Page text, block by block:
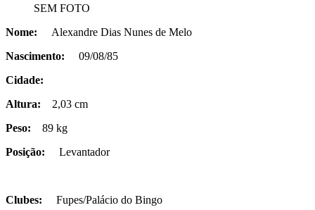
SEM FOTO
Nome: Alexandre Dias Nunes de Melo
Nascimento: 09/08/85
Cidade:
Altura: 2,03 cm
Peso: 89 kg
Posição: Levantador
Clubes: Fupes/Palácio do Bingo